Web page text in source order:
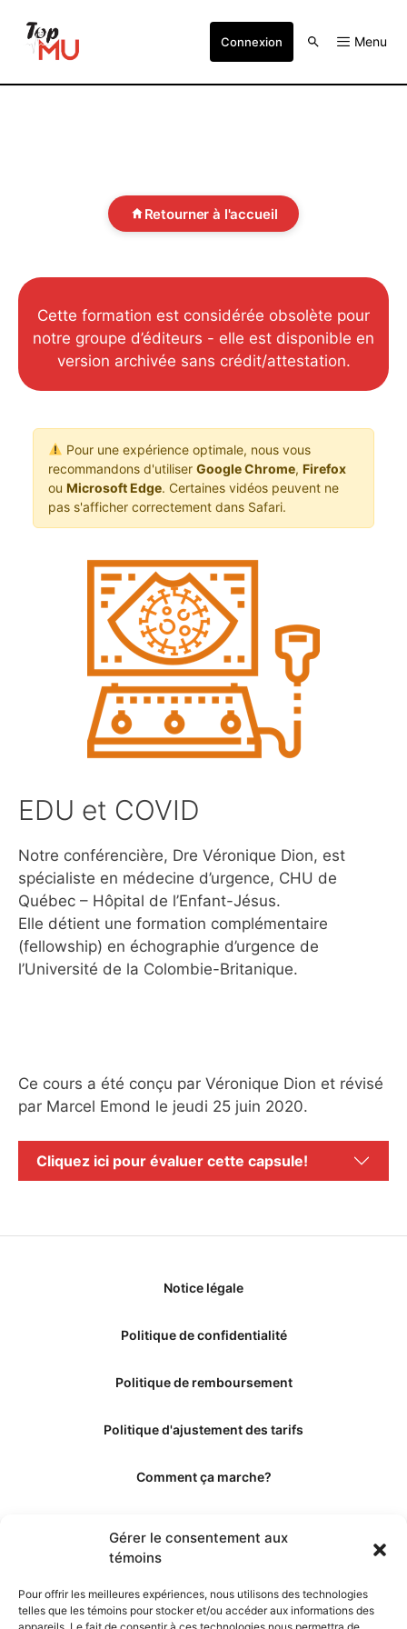
Gérer le consentement aux
témoins
Pour offrir les meilleures expériences, nous utilisons des technologies
telles que les témoins pour stocker et/ou accéder aux informations des
Connexion Menu
Retourner à l'accueil
Cette formation est considérée obsolète pour
notre groupe d’éditeurs - elle est disponible en
version archivée sans crédit/attestation.
Pour une expérience optimale, nous vous
recommandons d'utiliser Google Chrome, Firefox
ou Microsoft Edge. Certaines vidéos peuvent ne
pas s'afficher correctement dans Safari.
EDU et COVID
Notre conférencière, Dre Véronique Dion, est
spécialiste en médecine d’urgence, CHU de
Québec – Hôpital de l’Enfant-Jésus.
Elle détient une formation complémentaire
(fellowship) en échographie d’urgence de
l’Université de la Colombie-Britanique.
Ce cours a été conçu par Véronique Dion et révisé
par Marcel Emond le jeudi 25 juin 2020.
Cliquez ici pour évaluer cette capsule!
Notice légale
Politique de confidentialité
Politique de remboursement
Politique d'ajustement des tarifs
Comment ça marche?
Les éditeurs